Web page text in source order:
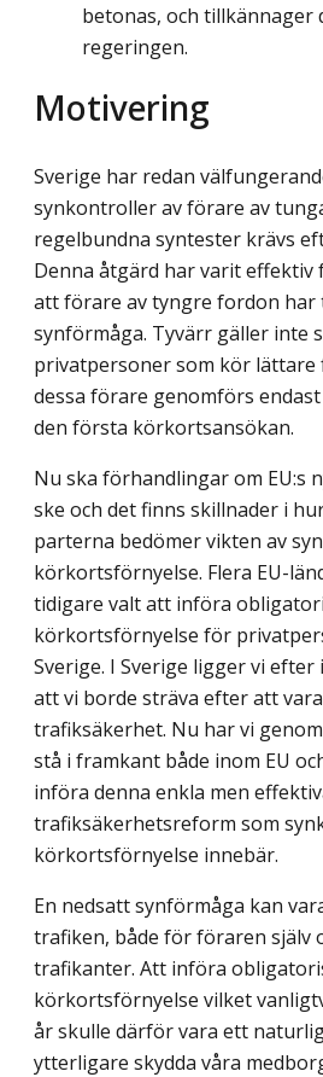
betonas, och tillkännager
regeringen.
Motivering
Sverige har redan
synkontroller av förare av
regelbundna syntester krävs
Denna åtgärd har varit effektiv
att förare av tyngre fordon har
synförmåga. Tyvärr gäller inte
privatpersoner som kör
dessa förare genomförs
den första körkortsansökan.
Nu ska förhandlingar om EU:s
ske och det finns skillnader i
parterna bedömer vikten av
körkortsförnyelse. Flera EU-
tidigare valt att införa
körkortsförnyelse för
Sverige. I Sverige ligger vi
att vi borde sträva efter att
trafiksäkerhet. Nu har vi
stå i framkant både inom EU
införa denna enkla men
trafiksäkerhetsreform som
körkortsförnyelse innebär.
En nedsatt synförmåga kan
trafiken, både för föraren själv
trafikanter. Att införa
körkortsförnyelse vilket
år skulle därför vara ett
ytterligare skydda våra